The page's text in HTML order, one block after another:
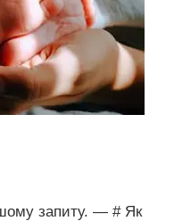
запиту. — # Як